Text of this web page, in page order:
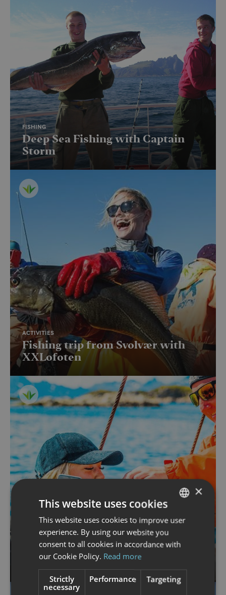
FISHING
Deep Sea Fishing with Captain
Storm
ACTIVITIES
Fishing trip from Svolvær with
XXLofoten
Fishing trip in Lofoten with
XXLofoten for beginners
NORWEGIAN
ENGLISH
×
This website uses cookies
This website uses cookies to improve user
experience. By using our website you
consent to all cookies in accordance with
our Cookie Policy. Read more
Strictly
necessary
Performance Targeting